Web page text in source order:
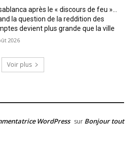
après le « discours de feu »…
la question de la reddition des
devient plus grande que la ville
2026
Voir plus
WordPress sur Bonjour tout